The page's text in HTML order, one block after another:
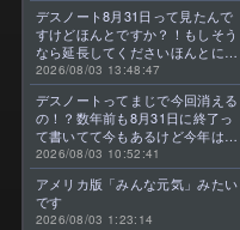
デスノート8月31日って見たんで
すけどほんとですか？！もしそう
なら延長してくださいほんとに大
好きなんです😭
2026/08/03 13:48:47
デスノートってまじで今回消える
の！？数年前も8月31日に終了っ
て書いてて今もあるけど今年はま
じのやつ！？よくわからん！！で
きればなくならないでほしい！平
成アニメを振り返らせてくれっ
っ！！！！！！！
2026/08/03 10:52:41
アメリカ版「みんな元気」みたい
です
2026/08/03 1:23:14